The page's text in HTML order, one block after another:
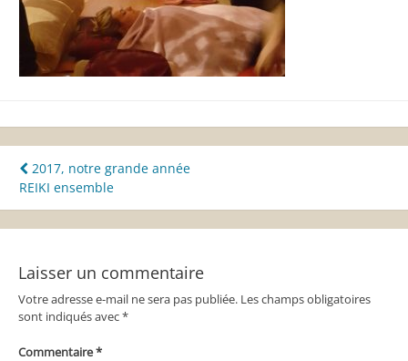
Navigation
de
l’article
2017, notre grande année
REIKI ensemble
Laisser un commentaire
Votre adresse e-mail ne sera pas publiée. Les champs obligatoires
sont indiqués avec*
Commentaire*